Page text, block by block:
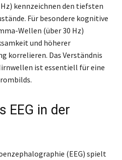
kennzeichnen den tiefsten
Für besondere kognitive
Wellen (über 30 Hz)
und höherer
korrelieren. Das Verständnis
ist essentiell für eine
EEG in der
(EEG) spielt